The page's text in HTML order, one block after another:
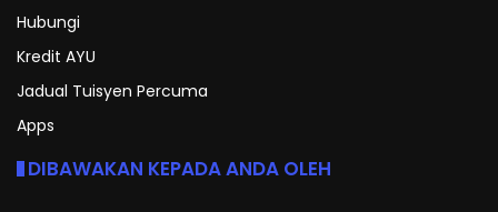
Hubungi
Kredit AYU
Jadual Tuisyen Percuma
Apps
DIBAWAKAN KEPADA ANDA OLEH